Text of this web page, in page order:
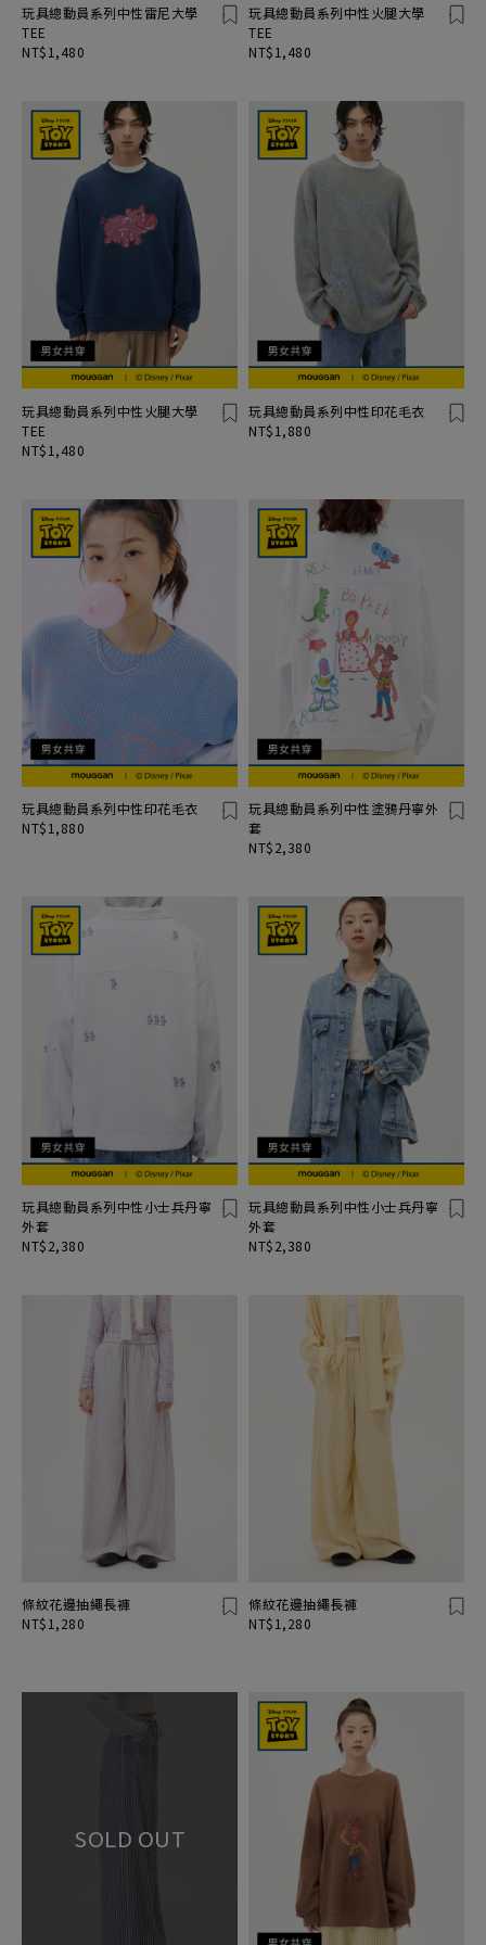
玩具總動員系列中性雷尼大學
TEE
NT$1,480
玩具總動員系列中性火腿大學
TEE
NT$1,480
玩具總動員系列中性火腿大學
TEE
NT$1,480
玩具總動員系列中性印花毛衣
NT$1,880
玩具總動員系列中性印花毛衣
NT$1,880
玩具總動員系列中性塗鴉丹寧外
套
NT$2,380
玩具總動員系列中性小士兵丹寧
外套
NT$2,380
玩具總動員系列中性小士兵丹寧
外套
NT$2,380
條紋花邊抽繩長褲
NT$1,280
條紋花邊抽繩長褲
NT$1,280